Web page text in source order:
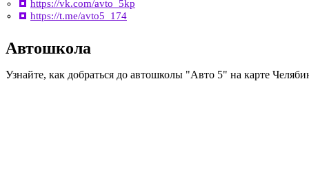
https://vk.com/avto_5kp
https://t.me/avto5_174
Автошкола
Узнайте, как добраться до автошколы "Авто 5" на карте